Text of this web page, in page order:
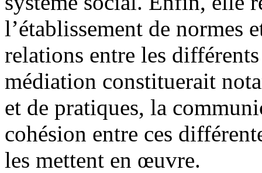
l’établissement de normes
relations entre les
médiation constituerait
et de pratiques, la
cohésion entre ces
les mettent en œuvre.